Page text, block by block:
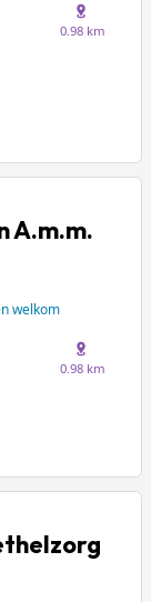
0.98 km
A.m.m.
welkom
0.98 km